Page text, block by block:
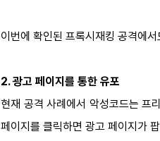
이번에 확인된 프록시재킹 공격에
2.광고 페이지를 통한 유포
현재 공격 사례에서 악성코드는 프
페이지를 클릭하면 광고 페이지가